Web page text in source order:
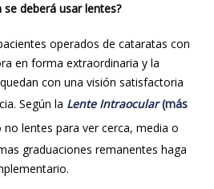
deberá usar lentes?
operados de cataratas con
en forma extraordinaria y la
con una visión satisfactoria
Según la Lente Intraocular (más
lentes para ver cerca, media o
graduaciones remanentes haga